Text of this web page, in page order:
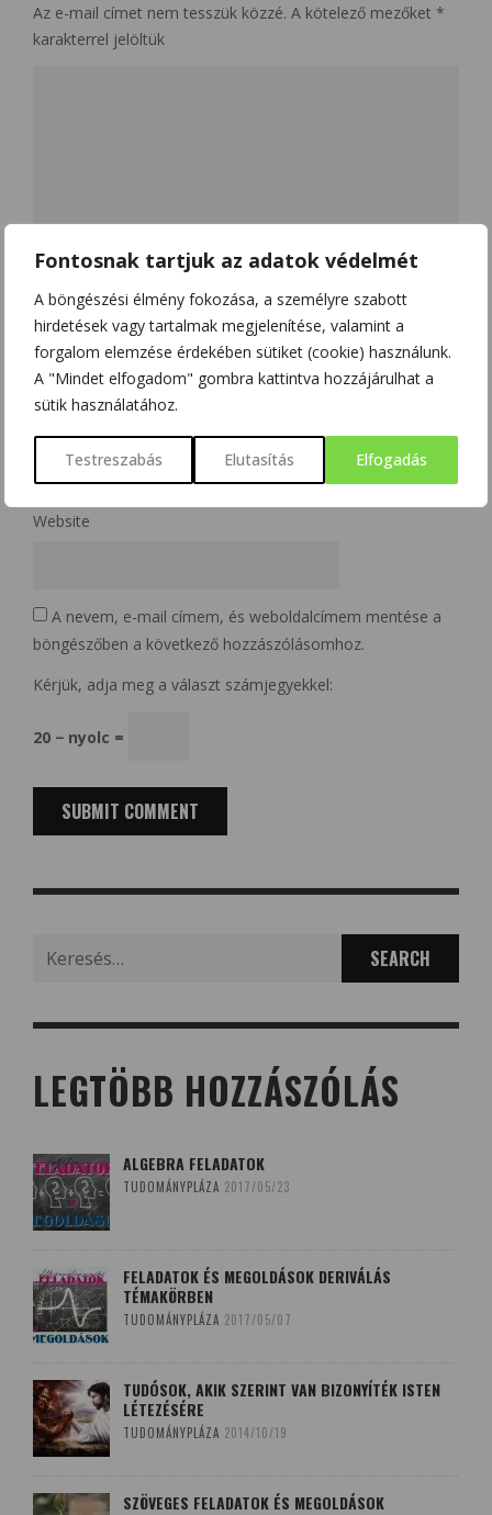
Fontosnak tartjuk az adatok védelmét
A böngészési élmény fokozása, a személyre szabott
hirdetések vagy tartalmak megjelenítése, valamint a
forgalom elemzése érdekében sütiket (cookie) használunk.
A "Mindet elfogadom" gombra kattintva hozzájárulhat a
sütik használatához.
Testreszabás Elutasítás Elfogadás
Az e-mail címet nem tesszük közzé. A kötelező mezőket *
karakterrel jelöltük
Name*
Website
A nevem, e-mail címem, és weboldalcímem mentése a
böngészőben a következő hozzászólásomhoz.
Kérjük, adja meg a választ számjegyekkel:
20 − nyolc =
for:
LEGTÖBB HOZZÁSZÓLÁS
ALGEBRA FELADATOK
TUDOMÁNYPLÁZA 2017/05/23
FELADATOK ÉS MEGOLDÁSOK DERIVÁLÁS
TÉMAKÖRBEN
TUDOMÁNYPLÁZA 2017/05/07
TUDÓSOK, AKIK SZERINT VAN BIZONYÍTÉK ISTEN
LÉTEZÉSÉRE
TUDOMÁNYPLÁZA 2014/10/19
SZÖVEGES FELADATOK ÉS MEGOLDÁSOK